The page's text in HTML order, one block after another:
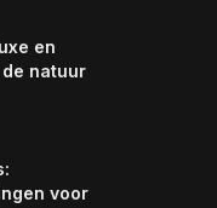
en
natuur
voor